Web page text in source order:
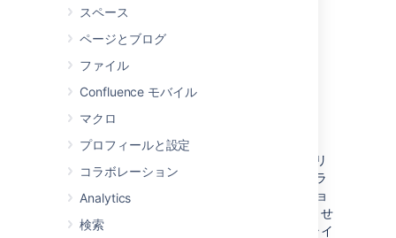
スペース
ページとブログ
ファイル
Confluence モバイル
マクロ
プロフィールと設定
コラボレーション
Analytics
検索
YourKit プラグイ
ンを使用したプロ
ファイリング
を使用したプロファイリ
ングを容易にする Confluence 2.2 以降用のプラ
グインがあります。メモリや CPU スナップショ
ットを生成するためにライセンスは必要ありませ
んが、結果を分析するために少なくとも評価ライ